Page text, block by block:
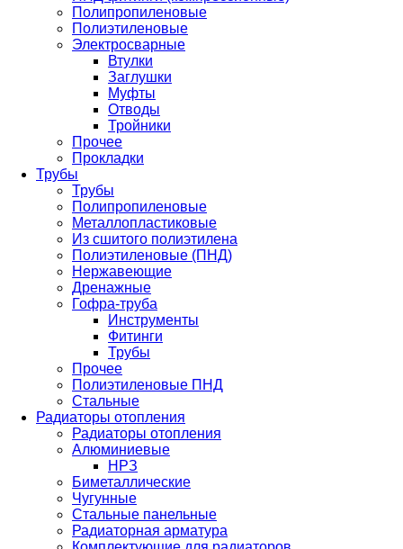
Полипропиленовые
Полиэтиленовые
Электросварные
Втулки
Заглушки
Муфты
Отводы
Тройники
Прочее
Прокладки
Трубы
Трубы
Полипропиленовые
Металлопластиковые
Из сшитого полиэтилена
Полиэтиленовые (ПНД)
Нержавеющие
Дренажные
Гофра-труба
Инструменты
Фитинги
Трубы
Прочее
Полиэтиленовые ПНД
Стальные
Радиаторы отопления
Радиаторы отопления
Алюминиевые
НРЗ
Биметаллические
Чугунные
Стальные панельные
Радиаторная арматура